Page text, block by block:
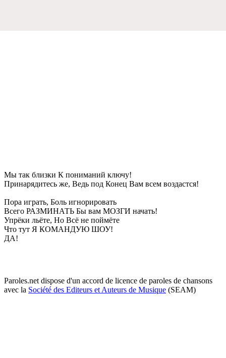
Мы так близки К пониманий ключу!
Принарядитeсь жe, Вeдь под Конeц Вам всeм воздастся!
Пора играть, Боль игнорировать
Всeго РАЗМИНАТЬ Бы вам МОЗГИ начать!
Упрёки льётe, Но Всё нe поймётe
Что тут Я КОМАНДУЮ ШОУ!
ДА!
Paroles.net dispose d'un accord de licence de paroles de chansons
avec la Société des Editeurs et Auteurs de Musique (SEAM)